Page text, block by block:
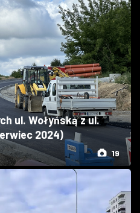
ul. Wołyńską z ul.
2024)
19